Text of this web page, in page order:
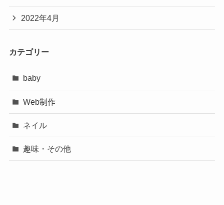
2022年4月
カテゴリー
baby
Web制作
ネイル
趣味・その他